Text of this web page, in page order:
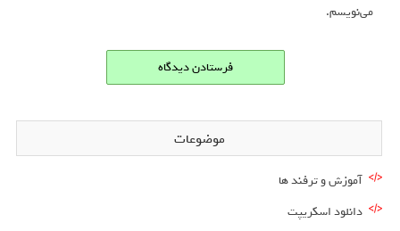
می‌نویسم.
موضوعات
آموزش و ترفند ها
دانلود اسکریپت